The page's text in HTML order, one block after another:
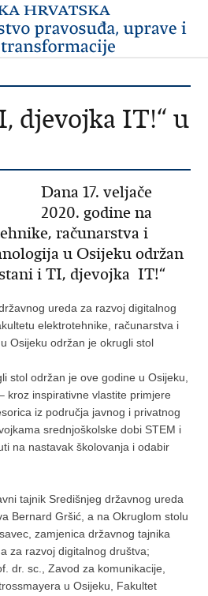
djevojka IT!“ u
Dana 17. veljače
2020. godine na
računarstva i
u Osijeku održan
i TI, djevojka IT!“
ureda za razvoj digitalnog
elektrotehnike, računarstva i
Osijeku održan je okrugli stol
stol održan je ove godine u Osijeku,
kroz inspirativne vlastite primjere
iz područja javnog i privatnog
srednjoškolske dobi STEM i
na nastavak školovanja i odabir
tajnik Središnjeg državnog ureda
Bernard Gršić, a na Okruglom stolu
zamjenica državnog tajnika
za razvoj digitalnog društva;
dr. sc., Zavod za komunikacije,
u Osijeku, Fakultet